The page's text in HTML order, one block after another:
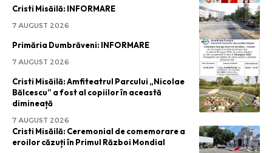
Cristi Misăilă: INFORMARE
7 AUGUST 2026
Primăria Dumbrăveni: INFORMARE
7 AUGUST 2026
Cristi Misăilă: Amfiteatrul Parcului „Nicolae
Bălcescu” a fost al copiilor în această
dimineață
7 AUGUST 2026
Cristi Misăilă: Ceremonial de comemorare a
eroilor căzuți în Primul Război Mondial